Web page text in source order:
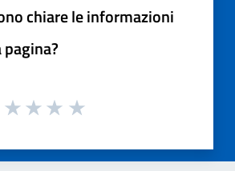
chiare le informazioni